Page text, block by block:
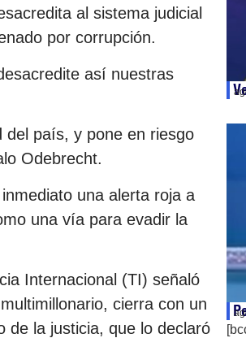
al sistema judicial
por corrupción.
así nuestras
del país, y pone en riesgo
Odebrecht.
una alerta roja a
una vía para evadir la
Internacional (TI) señaló
cierra con un
de la justicia, que lo declaró